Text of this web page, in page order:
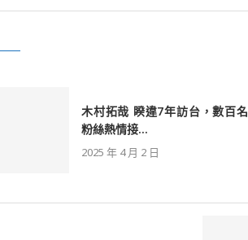
木村拓哉 睽違7年訪台，數百名
粉絲熱情接...
2025 年 4 月 2 日